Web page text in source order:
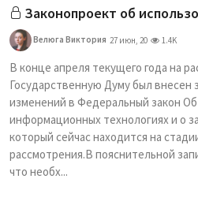
Законопроект об
Велюга Виктория 27 июн, 20 1.4K
В конце апреля текущего года на
Государственную Думу был внесен
изменений в Федеральный закон
информационных технологиях и о
который сейчас находится на
рассмотрения.В пояснительной
что необх...